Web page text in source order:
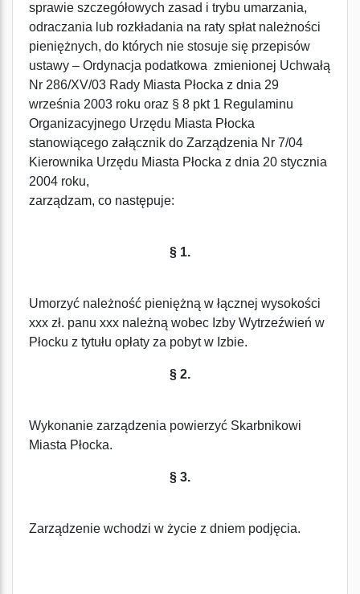
sprawie szczegółowych zasad i trybu umarzania,
odraczania lub rozkładania na raty spłat należności
pieniężnych, do których nie stosuje się przepisów
ustawy – Ordynacja podatkowa zmienionej Uchwałą
Nr 286/XV/03 Rady Miasta Płocka z dnia 29
września 2003 roku oraz § 8 pkt 1 Regulaminu
Organizacyjnego Urzędu Miasta Płocka
stanowiącego załącznik do Zarządzenia Nr 7/04
Kierownika Urzędu Miasta Płocka z dnia 20 stycznia
2004 roku,
zarządzam, co następuje:
§ 1.
Umorzyć należność pieniężną w łącznej wysokości
xxx zł. panu xxx należną wobec Izby Wytrzeźwień w
Płocku z tytułu opłaty za pobyt w Izbie.
§ 2.
Wykonanie zarządzenia powierzyć Skarbnikowi
Miasta Płocka.
§ 3.
Zarządzenie wchodzi w życie z dniem podjęcia.